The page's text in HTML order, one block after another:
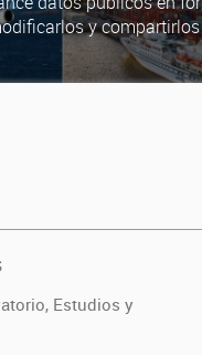
y compartirlos
Estudios y